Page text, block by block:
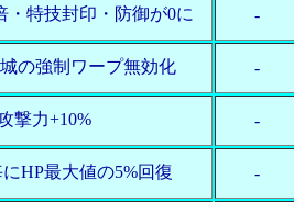
・特技封印・防御が0に -
の強制ワープ無効化 -
撃力+10% -
HP最大値の5%回復 -